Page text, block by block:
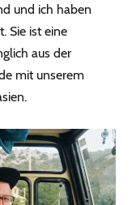
und ich haben
Sie ist eine
aus der
mit unserem